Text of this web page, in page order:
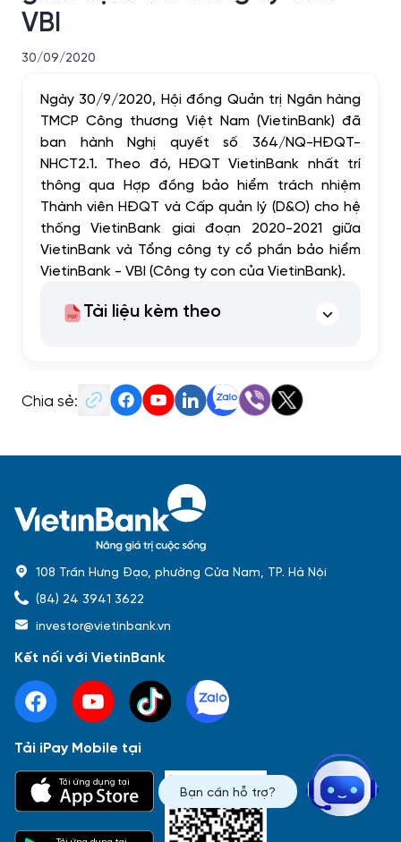
Báo cáo tài chính Thông tin giao dịch
Sự kiện
VBI
30/09/2020
Ngày 30/9/2020, Hội đồng Quản trị Ngân hàng
TMCP Công thương Việt Nam (VietinBank) đã
ban hành Nghị quyết số 364/NQ-HĐQT-
NHCT2.1. Theo đó, HĐQT VietinBank nhất trí
thông qua Hợp đồng bảo hiểm trách nhiệm
Thành viên HĐQT và Cấp quản lý (D&O) cho hệ
thống VietinBank giai đoạn 2020-2021 giữa
VietinBank và Tổng công ty cổ phần bảo hiểm
VietinBank - VBI (Công ty con của VietinBank).
Tài liệu kèm theo
Chia sẻ:
Bạn cần hỗ trợ?
108 Trần Hưng Đạo, phường Cửa Nam, TP. Hà Nội
(84) 24 3941 3622
investor@vietinbank.vn
Kết nối với VietinBank
Tải iPay Mobile tại
Tải ứng dụng tại